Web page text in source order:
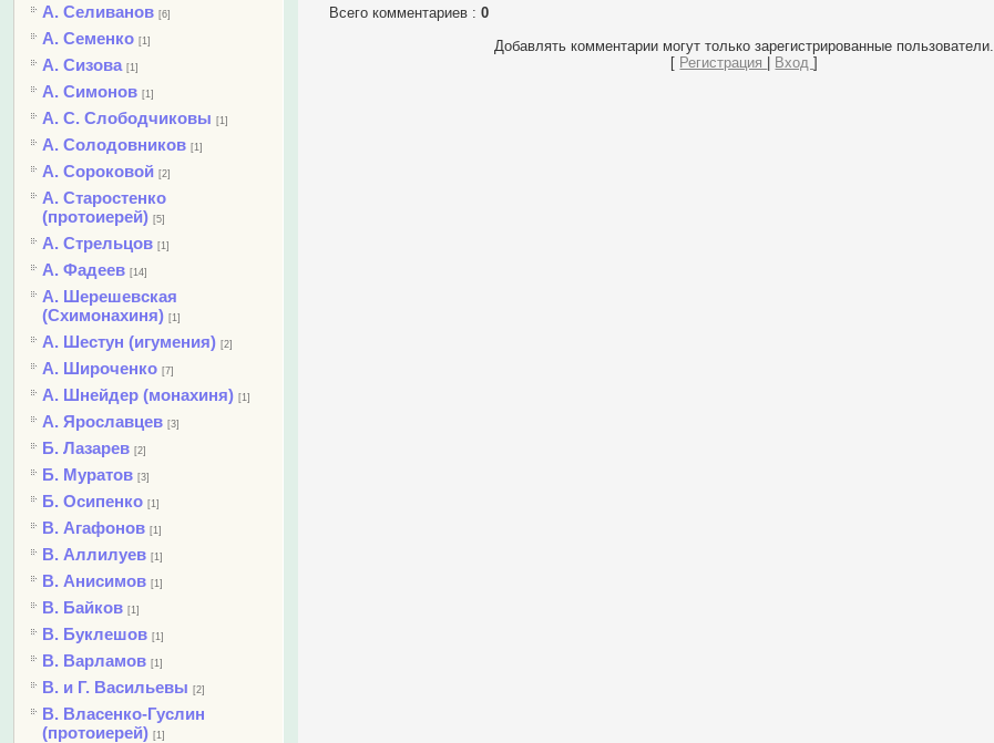
А. Селиванов [6]
А. Семенко [1]
А. Сизова [1]
А. Симонов [1]
А. С. Слободчиковы [1]
А. Солодовников [1]
А. Сороковой [2]
А. Старостенко
(протоиерей) [5]
А. Стрельцов [1]
А. Фадеев [14]
А. Шерешевская
(Схимонахиня) [1]
А. Шестун (игумения) [2]
А. Широченко [7]
А. Шнейдер (монахиня) [1]
А. Ярославцев [3]
Б. Лазарев [2]
Б. Муратов [3]
Б. Осипенко [1]
В. Агафонов [1]
В. Аллилуев [1]
В. Анисимов [1]
В. Байков [1]
В. Буклешов [1]
В. Варламов [1]
В. и Г. Васильевы [2]
В. Власенко-Гуслин
(протоиерей) [1]
Всего комментариев : 0
Добавлять комментарии могут только зарегистрированные пользователи.
[ Регистрация Вход]